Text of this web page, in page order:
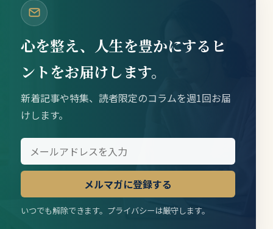
心を整え、人生を豊かにするヒ
ントをお届けします。
新着記事や特集、読者限定のコラムを週1回お届
けします。
メルマガに登録する
いつでも解除できます。プライバシーは厳守します。